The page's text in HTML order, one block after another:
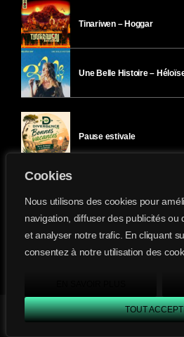
Cookies
Nous utilisons des cookies pour
navigation, diffuser des publicités ou
et analyser notre trafic. En cliquant
consentez à notre utilisation des
TOUT
play_arrow Divergence FM
Tinariwen – Hoggar
Une Belle Histoire –
Pause estivale
Ici l’Ombre – mardi 28 juillet